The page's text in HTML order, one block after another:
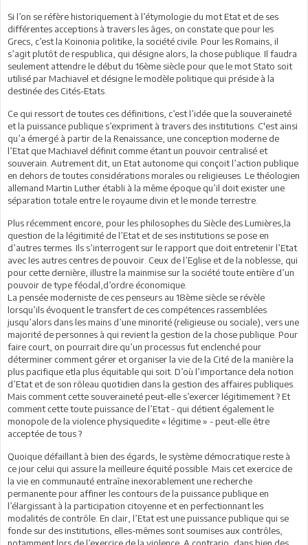
Si l’on se réfère historiquement à l’étymologie du mot Etat et de ses
différentes acceptions à travers les âges, on constate que pour les
Grecs, c’est la Koinonia politike, la société civile. Pour les Romains, il
s’agit plutôt de respublica, qui désigne alors, la chose publique. Il faudra
seulement attendre le début du 16ème siècle pour que le mot Stato soit
utilisé par Machiavel et désigne le modèle politique qui préside à la
destinée des Cités-Etats.
Ce qui ressort de toutes ces définitions, c’est l’idée que la souveraineté
et la puissance publique s’expriment à travers des institutions. C'est ainsi
qu’a émergé à partir de la Renaissance, une conception moderne de
l’Etat que Machiavel définit comme étant un pouvoir centralisé et
souverain. Autrement dit, un Etat autonome qui conçoit l’action publique
en dehors de toutes considérations morales ou religieuses. Le théologien
allemand Martin Luther établi à la même époque qu’il doit exister une
séparation totale entre le royaume divin et le monde terrestre.
Plus récemment encore, pour les philosophes du Siècle des Lumières,la
question de la légitimité de l’Etat et de ses institutions se pose en
d’autres termes. Ils s’interrogent sur le rapport que doit entretenir l’Etat
avec les autres centres de pouvoir. Ceux de l’Eglise et de la noblesse, qui
pour cette dernière, illustre la mainmise sur la société toute entière d’un
pouvoir de type féodal,d’ordre économique.
La pensée moderniste de ces penseurs au 18ème siècle se révèle
lorsqu’ils évoquent le transfert de ces compétences rassemblées
jusqu’alors dans les mains d’une minorité (religieuse ou sociale), vers une
majorité de personnes à qui revient la gestion de la chose publique. Pour
faire court, on pourrait dire qu’un processus fut enclenché pour
déterminer comment gérer et organiser la vie de la Cité de la manière la
plus pacifique etla plus équitable qui soit. D’où l’importance dela notion
d’Etat et de son rôleau quotidien dans la gestion des affaires publiques.
Mais comment cette souveraineté peut-elle s’exercer légitimement ? Et
comment cette toute puissance de l’Etat - qui détient également le
monopole de la violence physiquedite « légitime » - peut-elle être
acceptée de tous ?
Quoique défaillant à bien des égards, le système démocratique reste à
ce jour celui qui assure la meilleure équité possible. Mais cet exercice de
la vie en communauté entraîne inexorablement une recherche
permanente pour affiner les contours de la puissance publique en
l’élargissant à la participation citoyenne et en perfectionnant les
modalités de contrôle. En clair, l’Etat est une puissance publique qui se
fonde sur des institutions, elles-mêmes sont soumises aux contrôles,